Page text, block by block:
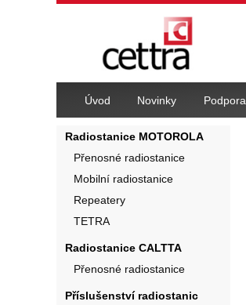
Radiostanice MOTOROLA
Přenosné radiostanice
Mobilní radiostanice
Repeatery
TETRA
Radiostanice CALTTA
Přenosné radiostanice
Příslušenství radiostanic
Navigace
Úvod Novinky Podpora